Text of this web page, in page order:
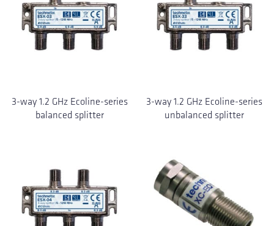
3-way 1.2 GHz Ecoline-series
balanced splitter
3-way 1.2 GHz Ecoline-series
unbalanced splitter